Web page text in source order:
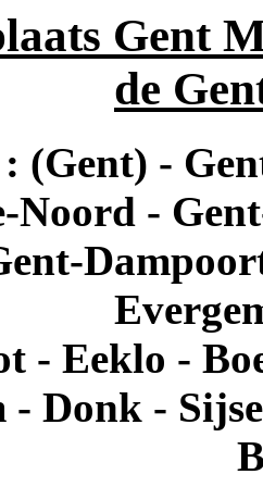
Gent
de
(Gent) -
Noord -
- Eeklo -
- Donk -